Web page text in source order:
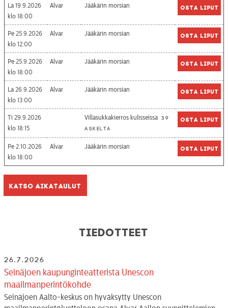
La 19.9.2026
18:00
Alvar Jääkärin morsian Osta liput
Pe 25.9.2026
12:00
Alvar Jääkärin morsian Osta liput
Pe 25.9.2026
18:00
Alvar Jääkärin morsian Osta liput
La 26.9.2026
13:00
Alvar Jääkärin morsian Osta liput
Ti 29.9.2026
18:15
Villasukkakierros kulisseissa 39
askelta
Osta liput
Pe 2.10.2026
18:00
Alvar Jääkärin morsian Osta liput
Katso aikataulut
Tiedotteet
26.7.2026
Seinäjoen kaupunginteatterista Unescon
maailmanperintökohde
Seinäjoen Aalto-keskus on hyväksytty Unescon